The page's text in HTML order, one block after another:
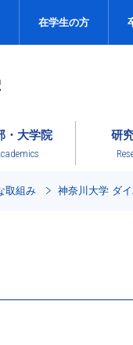
在学生の方
・大学院 研
取組み 神奈川大学 ダ